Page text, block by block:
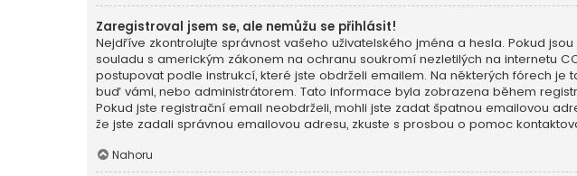
Zaregistroval jsem se, ale nemůžu se přihlásit!
Nejdříve zkontrolujte správnost vašeho uživatelského jména a hesla. Pokud
souladu s americkým zákonem na ochranu soukromí nezletilých na internetu
postupovat podle instrukcí, které jste obdrželi emailem. Na některých fórech
buď vámi, nebo administrátorem. Tato informace byla zobrazena během
Pokud jste registrační email neobdrželi, mohli jste zadat špatnou emailovou
že jste zadali správnou emailovou adresu, zkuste s prosbou o pomoc
Nahoru